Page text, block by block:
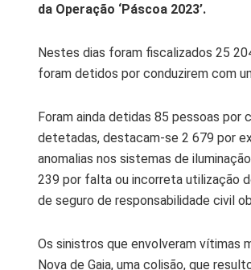
da Operação ‘Páscoa 2023’.
Nestes dias foram fiscalizados 25
foram detidos por conduzirem com
Foram ainda detidas 85 pessoas por
detetadas, destacam-se 2 679 por
anomalias nos sistemas de
239 por falta ou incorreta utilização
de seguro de responsabilidade civil
Os sinistros que envolveram vítimas
Nova de Gaia, uma colisão, que